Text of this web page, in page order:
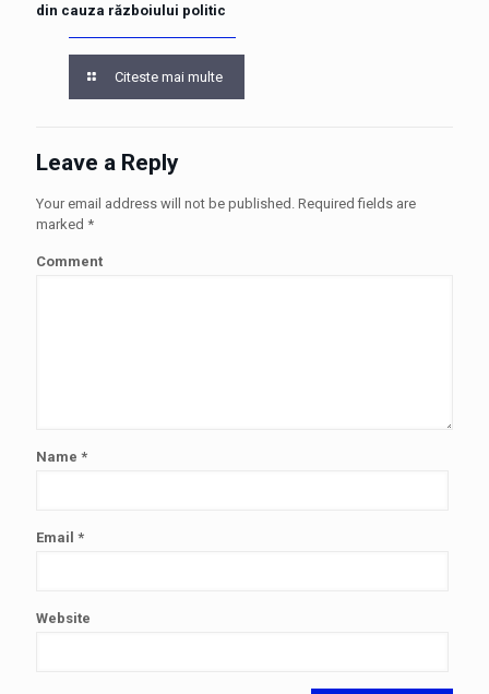
din cauza războiului politic
Citeste mai multe
Leave a Reply
Your email address will not be published. Required fields are
marked *
Comment
Name *
Email *
Website